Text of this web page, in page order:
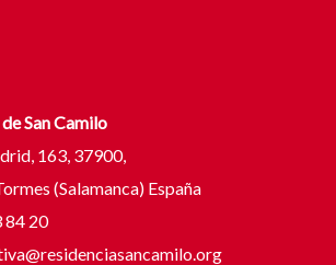
San Camilo
163, 37900,
(Salamanca) España
84 20